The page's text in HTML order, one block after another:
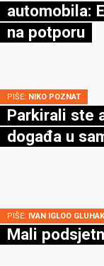
automobila:
na potporu
PIŠE: NIKO POZNAT
Parkirali ste
događa u
PIŠE: IVAN IGLOO GLUHAK
Mali